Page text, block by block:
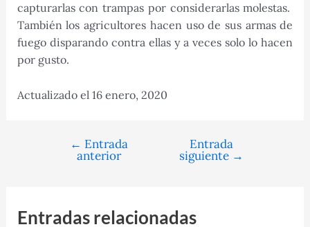
capturarlas con trampas por considerarlas molestas.
También los agricultores hacen uso de sus armas de
fuego disparando contra ellas y a veces solo lo hacen
por gusto.
Actualizado el 16 enero, 2020
Navegación
← Entrada
anterior
Entrada
siguiente →
Entradas relacionadas